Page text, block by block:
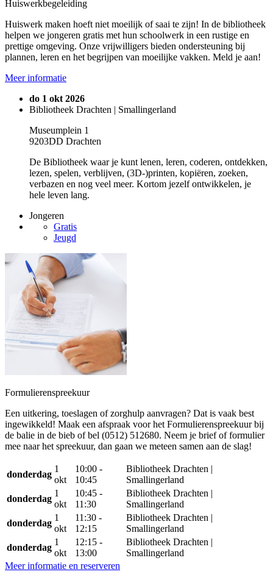
Huiswerkbegeleiding
Huiswerk maken hoeft niet moeilijk of saai te zijn! In de bibliotheek
helpen we jongeren gratis met hun schoolwerk in een rustige en
prettige omgeving. Onze vrijwilligers bieden ondersteuning bij
plannen, leren en het begrijpen van moeilijke vakken. Meld je aan!
Meer informatie
do 1 okt 2026
Bibliotheek Drachten | Smallingerland
Museumplein 1
9203DD Drachten
De Bibliotheek waar je kunt lenen, leren, coderen, ontdekken,
lezen, spelen, verblijven, (3D-)printen, kopiëren, zoeken,
verbazen en nog veel meer. Kortom jezelf ontwikkelen, je
hele leven lang.
Jongeren
Gratis
Jeugd
Formulierenspreekuur
Een uitkering, toeslagen of zorghulp aanvragen? Dat is vaak best
ingewikkeld! Maak een afspraak voor het Formulierenspreekuur bij
de balie in de bieb of bel (0512) 512680. Neem je brief of formulier
mee naar het spreekuur, dan gaan we meteen samen aan de slag!
donderdag
1
okt
10:00 -
10:45
Bibliotheek Drachten |
Smallingerland
donderdag
1
okt
10:45 -
11:30
Bibliotheek Drachten |
Smallingerland
donderdag
1
okt
11:30 -
12:15
Bibliotheek Drachten |
Smallingerland
donderdag
1
okt
12:15 -
13:00
Bibliotheek Drachten |
Smallingerland
Meer informatie en reserveren